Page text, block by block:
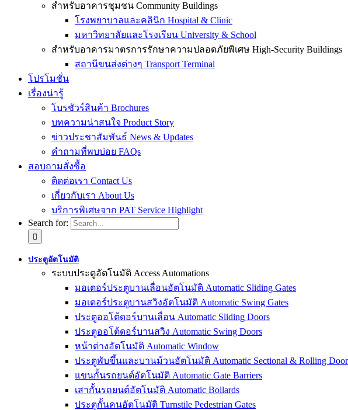
สำหรับอาคารชุมชน Community Buildings
โรงพยาบาลและคลินิก Hospital & Clinic
มหาวิทยาลัยและโรงเรียน University & School
สำหรับอาคารมาตรการรักษาความปลอดภัยพิเศษ High-Security Buildings
สถานีขนส่งต่างๆ Transport Terminal
โปรโมชั่น
เรื่องน่ารู้
โบรชัวร์สินค้า Brochures
บทความน่าสนใจ Product Story
ข่าวประชาสัมพันธ์ News & Updates
คำถามที่พบบ่อย FAQs
สอบถามสั่งซื้อ
ติดต่อเรา Contact Us
เกี่ยวกับเรา About Us
บริการพิเศษจาก PAT Service Highlight
Search for:
ประตูอัตโนมัติ
ระบบประตูอัตโนมัติ Access Automations
มอเตอร์ประตูบานเลื่อนอัตโนมัติ Automatic Sliding Gates
มอเตอร์ประตูบานสวิงอัตโนมัติ Automatic Swing Gates
ประตูออโต้ดอร์บานเลื่อน Automatic Sliding Doors
ประตูออโต้ดอร์บานสวิง Automatic Swing Doors
หน้าต่างอัตโนมัติ Automatic Window
ประตูพับขึ้นและบานม้วนอัตโนมัติ Automatic Sectional & Rolling
แขนกั้นรถยนต์อัตโนมัติ Automatic Gate Barriers
เสากั้นรถยนต์อัตโนมัติ Automatic Bollards
ประตูกั้นคนอัตโนมัติ Turnstile Pedestrian Gates